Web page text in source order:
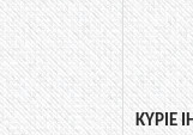
ΚΥΡΙΕ